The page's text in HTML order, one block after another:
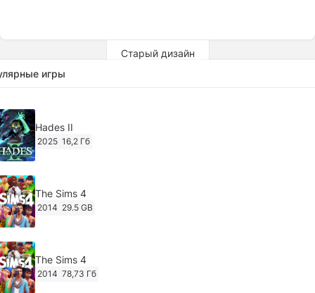
Старый дизайн
игры
Hades II
2025 16,2 Гб
The Sims 4
2014 29.5 GB
The Sims 4
2014 78,73 Гб